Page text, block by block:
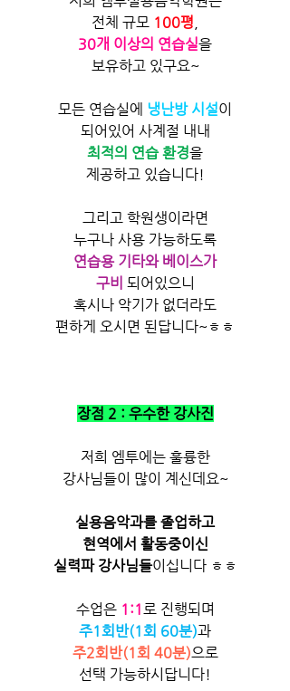
전체 규모 100평
30개 이상의 연습실을
보유하고 있구요~
모든 연습실에 냉난방 시설이
되어있어 사계절 내내
최적의 연습 환경을
제공하고 있습니다!
그리고 학원생이라면
누구나 사용 가능하도록
연습용 기타와 베이스가
구비 되어있으니
혹시나 악기가 없더라도
편하게 오시면 된답니다~ㅎㅎ
장점 2 : 우수한 강사진
저희 엠투에는 훌륭한
강사님들이 많이 계신데요~
실용음악과를 졸업하고
현역에서 활동중이신
실력파 강사님들이십니다 ㅎㅎ
수업은 1:1로 진행되며
주1회반(1회 60분)과
주2회반(1회 40분)으로
선택 가능하시답니다!